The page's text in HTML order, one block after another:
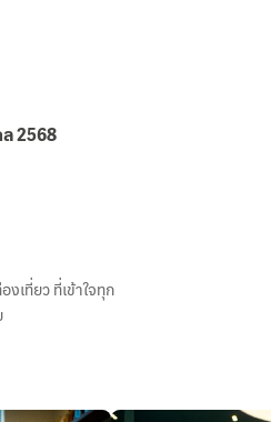
2568
งเที่ยว ที่เข้าใจทุก